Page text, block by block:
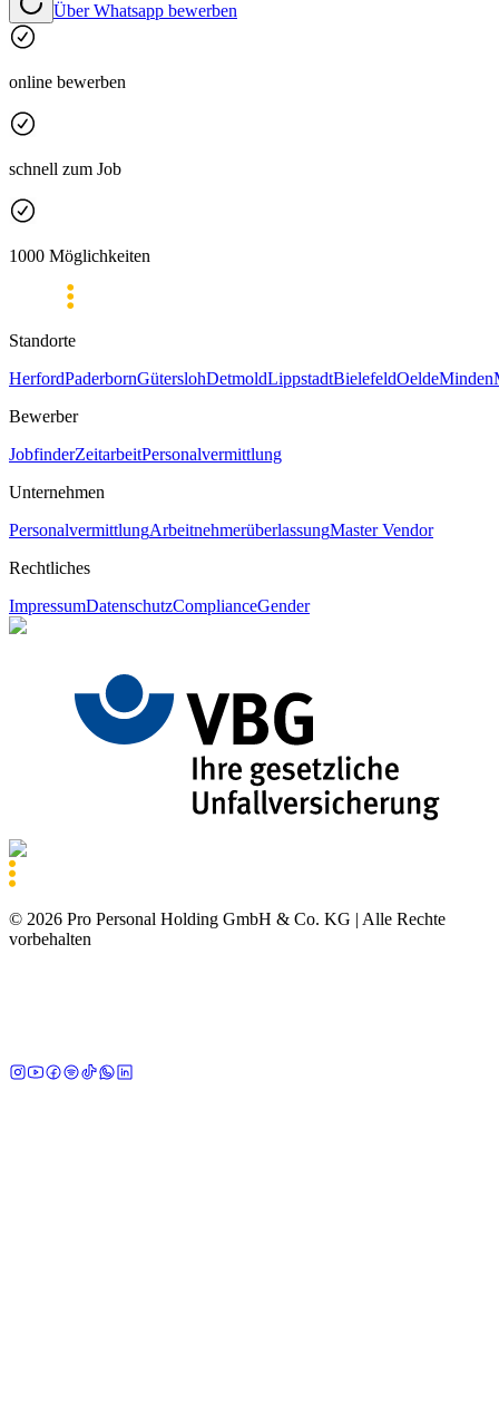
Über Whatsapp bewerben
online bewerben
schnell zum Job
1000 Möglichkeiten
Standorte
HerfordPaderbornGüterslohDetmoldLippstadtBielefeldOeldeMinden
Bewerber
JobfinderZeitarbeitPersonalvermittlung
Unternehmen
PersonalvermittlungArbeitnehmerüberlassungMaster Vendor
Rechtliches
ImpressumDatenschutzComplianceGender
© 2026 Pro Personal Holding GmbH & Co. KG | Alle Rechte
vorbehalten